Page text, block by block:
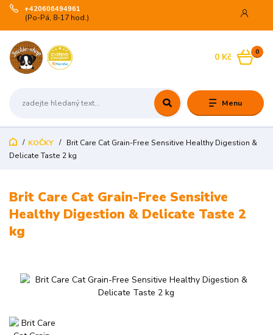
Menu
+420606494961
(Po-Pá, 8-17 hod.)
0
0 Kč
KOČKY
Brit Care Cat Grain-Free Sensitive Healthy Digestion &
Delicate Taste 2 kg
Brit Care Cat Grain-Free Sensitive
Healthy Digestion & Delicate Taste 2
kg